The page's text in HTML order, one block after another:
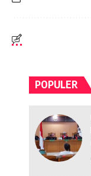
POPULER